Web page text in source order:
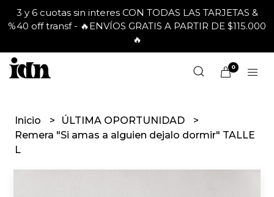
3 y 6 cuotas sin interes CON TODAS LAS TARJETAS &
%40 off transf - 🔥ENVÍOS GRATIS A PARTIR DE $115.000
🔥
0
Inicio
ÚLTIMA OPORTUNIDAD
Remera "Si amas a alguien dejalo dormir" TALLE
L